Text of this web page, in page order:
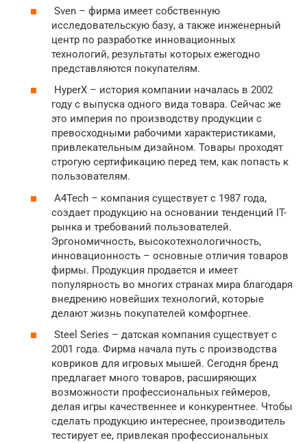
Sven – фирма имеет собственную
исследовательскую базу, а также инженерный
центр по разработке инновационных
технологий, результаты которых ежегодно
представляются покупателям.
HyperX – история компании началась в 2002
году с выпуска одного вида товара. Сейчас же
это империя по производству продукции с
превосходными рабочими характеристиками,
привлекательным дизайном. Товары проходят
строгую сертификацию перед тем, как попасть к
пользователям.
A4Tech – компания существует с 1987 года,
создает продукцию на основании тенденций IT-
рынка и требований пользователей.
Эргономичность, высокотехнологичность,
инновационность – основные отличия товаров
фирмы. Продукция продается и имеет
популярность во многих странах мира благодаря
внедрению новейших технологий, которые
делают жизнь покупателей комфортнее.
Steel Series – датская компания существует с
2001 года. Фирма начала путь с производства
ковриков для игровых мышей. Сегодня бренд
предлагает много товаров, расширяющих
возможности профессиональных геймеров,
делая игры качественнее и конкурентнее. Чтобы
сделать продукцию интереснее, производитель
тестирует ее, привлекая профессиональных